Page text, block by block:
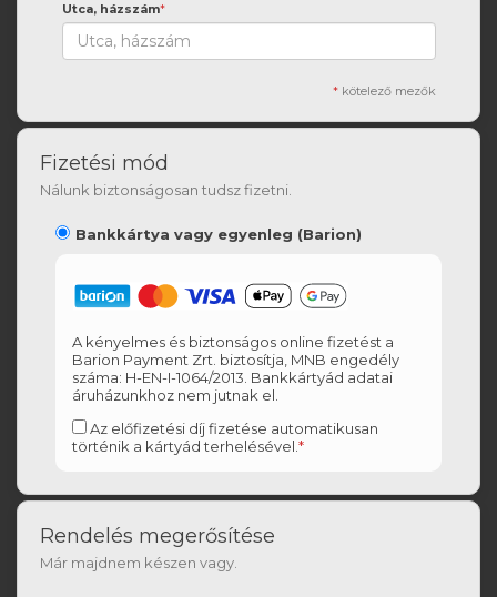
Utca, házszám*
* kötelező mezők
Fizetési mód
Nálunk biztonságosan tudsz fizetni.
Bankkártya vagy egyenleg (Barion)
A kényelmes és biztonságos online fizetést a
Barion Payment Zrt. biztosítja, MNB engedély
száma: H-EN-I-1064/2013. Bankkártyád adatai
áruházunkhoz nem jutnak el.
Az előfizetési díj fizetése automatikusan
történik a kártyád terhelésével.*
Rendelés megerősítése
Már majdnem készen vagy.